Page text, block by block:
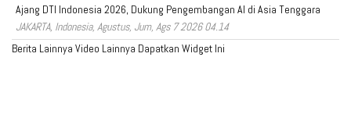
Ajang DTI Indonesia 2026, Dukung Pengembangan AI di Asia Tenggara
JAKARTA, Indonesia, Agustus, Jum, Ags 7 2026 04.14
Berita Lainnya Video Lainnya Dapatkan Widget Ini